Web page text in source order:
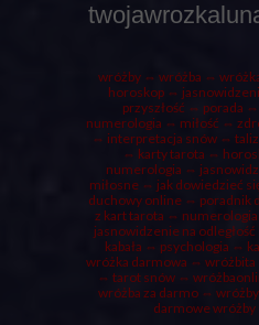
wróżby ⇔ wróżba ⇔
horoskop ⇔
przyszłość ⇔ porada
numerologia ⇔ miłość ⇔
⇔ interpretacja snów ⇔
⇔ karty tarota ⇔
numerologia ⇔
miłosne ⇔ jak dowiedzieć
duchowy online ⇔ poradnik
z kart tarota ⇔
jasnowidzenie na
kabała ⇔ psychologia ⇔
wróżka darmowa ⇔ wróżbita
⇔ tarot snów ⇔
wróżba za darmo ⇔
darmowe